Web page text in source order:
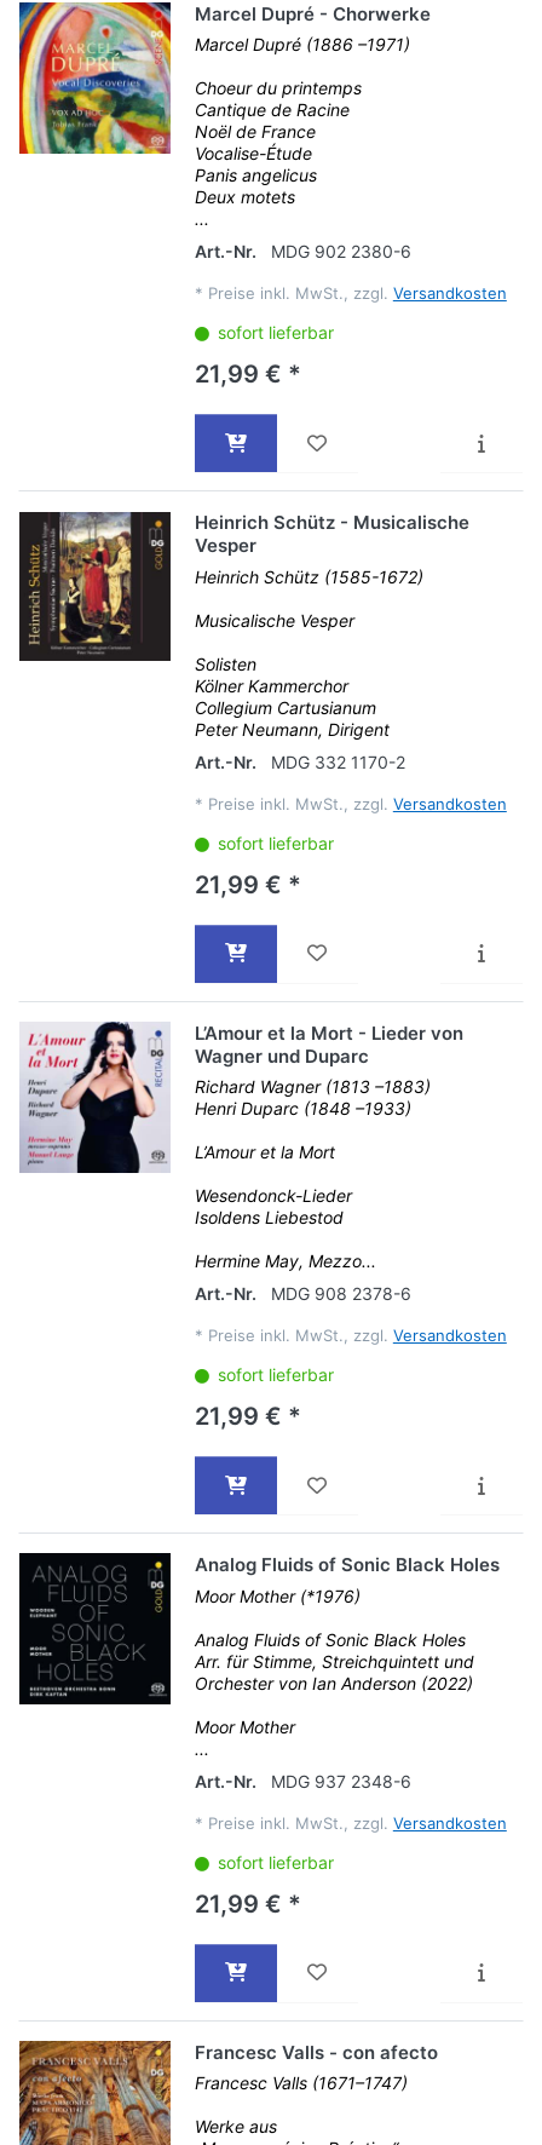
Marcel Dupré - Chorwerke
Marcel Dupré (1886 –1971)
Choeur du printemps
Cantique de Racine
Noël de France
Vocalise-Étude
Panis angelicus
Deux motets
...
Art.-Nr.
MDG 902 2380-6
* Preise inkl. MwSt., zzgl. Versandkosten
sofort lieferbar
21,99 € *
Heinrich Schütz - Musicalische
Vesper
Heinrich Schütz (1585-1672)
Musicalische Vesper
Solisten
Kölner Kammerchor
Collegium Cartusianum
Peter Neumann, Dirigent
Art.-Nr.
MDG 332 1170-2
* Preise inkl. MwSt., zzgl. Versandkosten
sofort lieferbar
21,99 € *
L’Amour et la Mort - Lieder von
Wagner und Duparc
Richard Wagner (1813 –1883)
Henri Duparc (1848 –1933)
L’Amour et la Mort
Wesendonck-Lieder
Isoldens Liebestod
Hermine May, Mezzo...
Art.-Nr.
MDG 908 2378-6
* Preise inkl. MwSt., zzgl. Versandkosten
sofort lieferbar
21,99 € *
Analog Fluids of Sonic Black Holes
Moor Mother (*1976)
Analog Fluids of Sonic Black Holes
Arr. für Stimme, Streichquintett und
Orchester von Ian Anderson (2022)
Moor Mother
...
Art.-Nr.
MDG 937 2348-6
* Preise inkl. MwSt., zzgl. Versandkosten
sofort lieferbar
21,99 € *
Francesc Valls - con afecto
Francesc Valls (1671–1747)
Werke aus